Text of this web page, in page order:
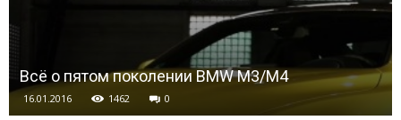
Всё о пятом поколении BMW M3/M4
16.01.2016 1462 0